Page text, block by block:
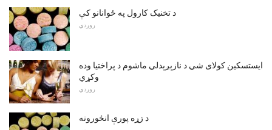
د تخنیک کارول په ځوانانو کې
روږدي
ايستسکين کولاى شي د نازېږېدلي ماشوم د پراختيا وده
وکړي
روږدي
د زړه پورې انځورونه